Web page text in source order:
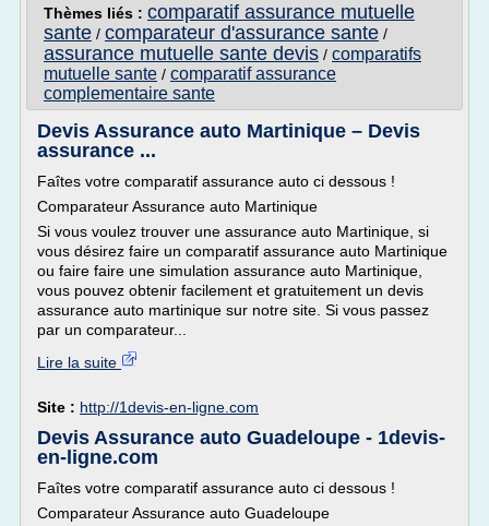
Thèmes liés : comparatif assurance mutuelle
sante / comparateur d'assurance sante /
assurance mutuelle sante devis / comparatifs
mutuelle sante / comparatif assurance
complementaire sante
Devis Assurance auto Martinique – Devis
assurance ...
Faîtes votre comparatif assurance auto ci dessous !
Comparateur Assurance auto Martinique
Si vous voulez trouver une assurance auto Martinique, si
vous désirez faire un comparatif assurance auto Martinique
ou faire faire une simulation assurance auto Martinique,
vous pouvez obtenir facilement et gratuitement un devis
assurance auto martinique sur notre site. Si vous passez
par un comparateur...
Lire la suite
Site : http://1devis-en-ligne.com
Devis Assurance auto Guadeloupe - 1devis-
en-ligne.com
Faîtes votre comparatif assurance auto ci dessous !
Comparateur Assurance auto Guadeloupe